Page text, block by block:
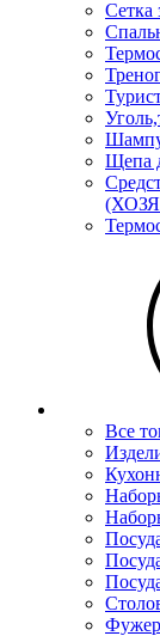
Сетка
Щепа
Все